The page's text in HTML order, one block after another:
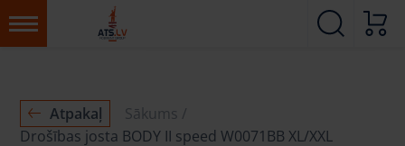
Atpakaļ
Sākums
Drošības josta BODY II speed W0071BB XL/XXL